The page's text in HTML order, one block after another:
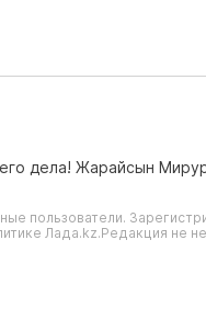
дела! Жарайсын
пользователи.
Лада.kz.Редакция не